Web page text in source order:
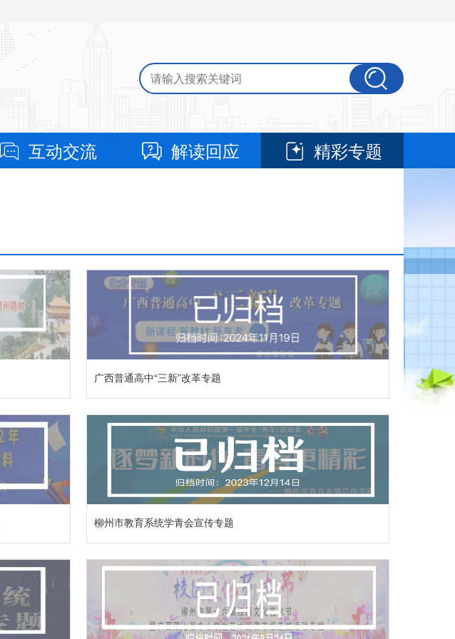
互动交流 解读回应 精彩专题
广西普通高中“三新”改革专题
柳州市教育系统学青会宣传专题